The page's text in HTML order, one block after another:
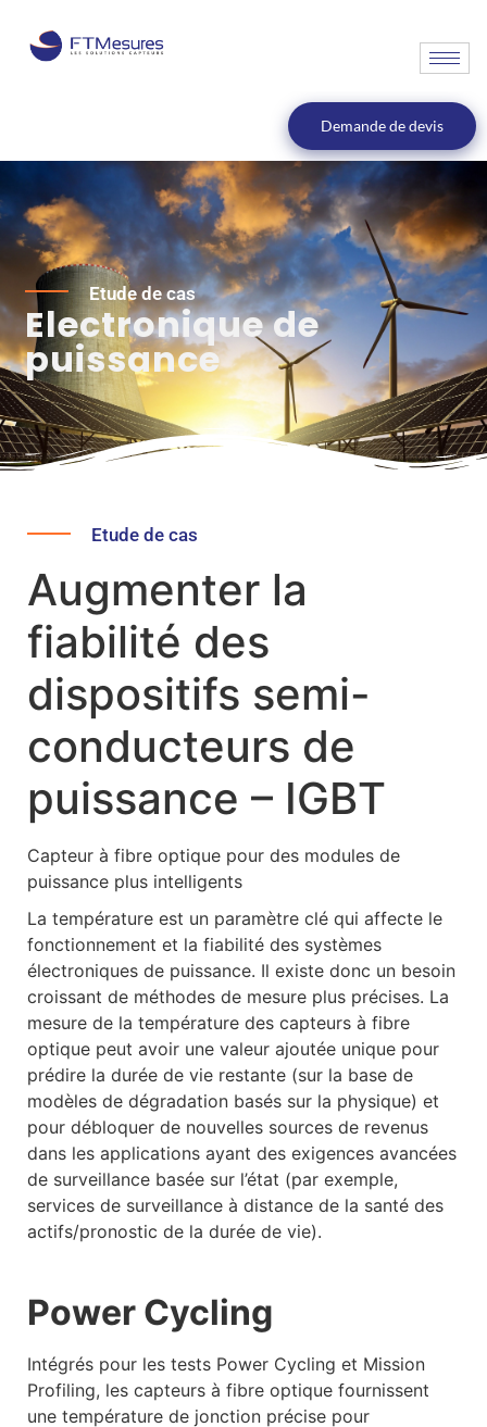
Demande de devis
Etude de cas
Electronique de
puissance
Etude de cas
Augmenter la
fiabilité des
dispositifs semi-
conducteurs de
puissance – IGBT
Capteur à fibre optique pour des modules de
puissance plus intelligents
La température est un paramètre clé qui affecte le
fonctionnement et la fiabilité des systèmes
électroniques de puissance. Il existe donc un besoin
croissant de méthodes de mesure plus précises. La
mesure de la température des capteurs à fibre
optique peut avoir une valeur ajoutée unique pour
prédire la durée de vie restante (sur la base de
modèles de dégradation basés sur la physique) et
pour débloquer de nouvelles sources de revenus
dans les applications ayant des exigences avancées
de surveillance basée sur l’état (par exemple,
services de surveillance à distance de la santé des
actifs/pronostic de la durée de vie).
Power Cycling
Intégrés pour les tests Power Cycling et Mission
Profiling, les capteurs à fibre optique fournissent
une température de jonction précise pour